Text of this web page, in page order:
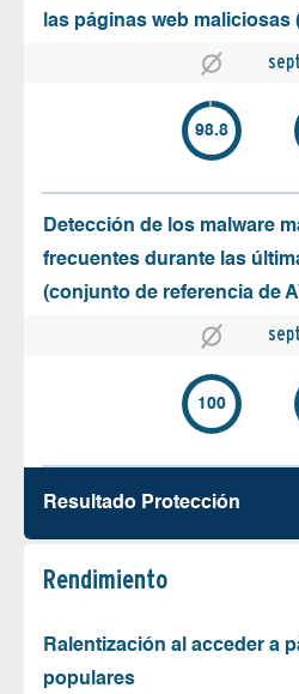
las páginas web maliciosas
98.8
Detección de los malware
frecuentes durante las
(conjunto de referencia de
100
Resultado Protección
Rendimiento
Ralentización al acceder a
populares